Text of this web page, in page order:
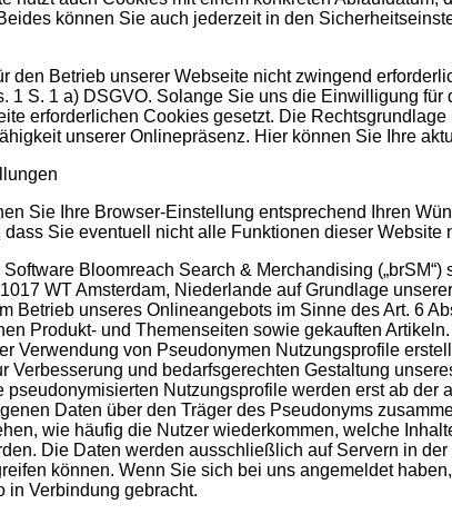
können Sie auch jederzeit in den
den Betrieb unserer Webseite nicht zwingend
1 S. 1 a) DSGVO. Solange Sie uns die Einwilligung
erforderlichen Cookies gesetzt. Die
unserer Onlinepräsenz. Hier können Sie Ihre
Sie Ihre Browser-Einstellung entsprechend Ihren
dass Sie eventuell nicht alle Funktionen dieser Website
Bloomreach Search & Merchandising
WT Amsterdam, Niederlande auf Grundlage
Betrieb unseres Onlineangebots im Sinne des Art. 6
Produkt- und Themenseiten sowie gekauften
Verwendung von Pseudonymen Nutzungsprofile
Verbesserung und bedarfsgerechten Gestaltung
pseudonymisierten Nutzungsprofile werden erst ab
Daten über den Träger des Pseudonyms
wie häufig die Nutzer wiederkommen, welche
Die Daten werden ausschließlich auf Servern in
können. Wenn Sie sich bei uns angemeldet
in Verbindung gebracht.